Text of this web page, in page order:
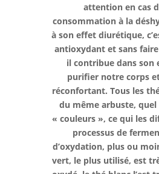
attention en cas
consommation à la
à son effet diurétique,
antioxydant et sans
il contribue dans son
purifier notre corps
réconfortant.Tous les
du même arbuste,
« couleurs », ce qui les
processus de
d’oxydation, plus ou
vert, le plus utilisé, est